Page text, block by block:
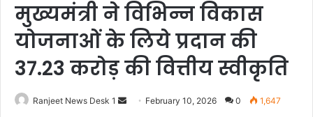
मुख्यमंत्री ने विभिन्न विकास
योजनाओं के लिये प्रदान की
37.23 करोड़ की वित्तीय स्वीकृति
Ranjeet News Desk 1 February 10, 2026 0 1,647